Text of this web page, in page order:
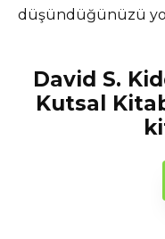
düşündüğünüzü
David S.
Kutsal